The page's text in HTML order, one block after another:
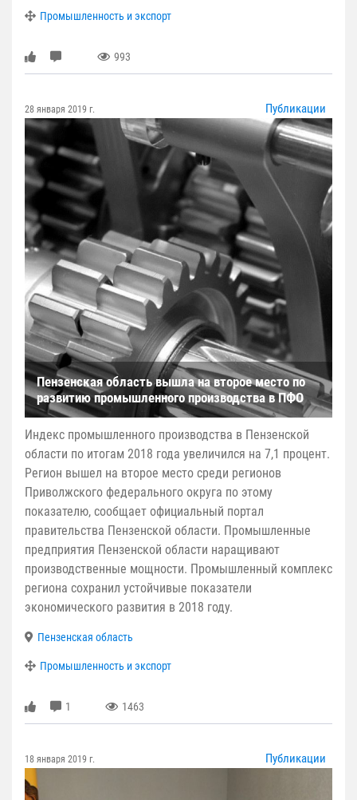
Промышленность и экспорт
993
28 января 2019 г. Публикации
Пензенская область вышла на второе место по
развитию промышленного производства в ПФО
Индекс промышленного производства в Пензенской
области по итогам 2018 года увеличился на 7,1 процент.
Регион вышел на второе место среди регионов
Приволжского федерального округа по этому
показателю, сообщает официальный портал
правительства Пензенской области. Промышленные
предприятия Пензенской области наращивают
производственные мощности. Промышленный комплекс
региона сохранил устойчивые показатели
экономического развития в 2018 году.
Пензенская область
Промышленность и экспорт
1 1463
18 января 2019 г. Публикации